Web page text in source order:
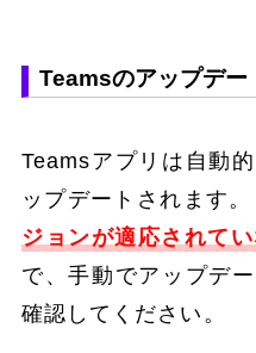
Teamsのアップデー
Teamsアプリは自動
ップデートされます。
ジョンが適応されて
で、手動でアップデ
確認してください。